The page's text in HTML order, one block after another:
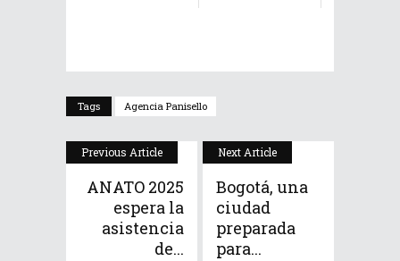
Tags Agencia Panisello
Previous Article
ANATO 2025
espera la
asistencia
de...
Next Article
Bogotá, una
ciudad
preparada
para...